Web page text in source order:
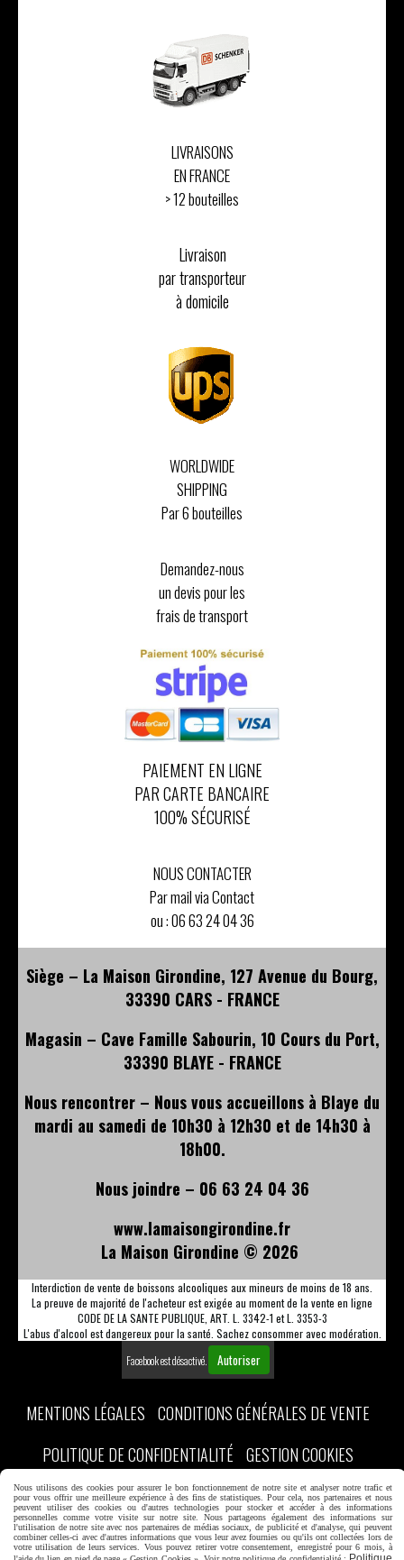
LIVRAISONS
EN FRANCE
> 12 bouteilles
Livraison
par transporteur
à domicile
WORLDWIDE
SHIPPING
Par 6 bouteilles
Demandez-nous
un devis pour les
frais de transport
PAIEMENT EN LIGNE
PAR CARTE BANCAIRE
100% SÉCURISÉ
NOUS CONTACTER
Par mail via Contact
ou :06 63 24 04 36
Siège – La Maison Girondine, 127 Avenue du Bourg,
33390 CARS - FRANCE
Magasin – Cave Famille Sabourin, 10 Cours du Port,
33390 BLAYE - FRANCE
Nous rencontrer – Nous vous accueillons à Blaye du
mardi au samedi de 10h30 à 12h30 et de 14h30 à
18h00.
Nous joindre – 06 63 24 04 36
www.lamaisongirondine.fr
La Maison Girondine © 2026
Interdiction de vente de boissons alcooliques aux mineurs de moins de 18 ans.
La preuve de majorité de l'acheteur est exigée au moment de la vente en ligne
CODE DE LA SANTE PUBLIQUE, ART. L. 3342-1 et L. 3353-3
L'abus d'alcool est dangereux pour la santé. Sachez consommer avec modération.
Facebook est désactivé.
Autoriser
MENTIONS LÉGALES CONDITIONS GÉNÉRALES DE VENTE
POLITIQUE DE CONFIDENTIALITÉ GESTION COOKIES
MON COMPTE CRÉER UN SITE INTERNET DISCOVER BORDEAUX
Nous utilisons des cookies pour assurer le bon fonctionnement de notre site et analyser notre trafic et
pour vous offrir une meilleure expérience à des fins de statistiques. Pour cela, nos partenaires et nous
peuvent utiliser des cookies ou d'autres technologies pour stocker et accéder à des informations
personnelles comme votre visite sur notre site. Nous partageons également des informations sur
l'utilisation de notre site avec nos partenaires de médias sociaux, de publicité et d'analyse, qui peuvent
combiner celles-ci avec d'autres informations que vous leur avez fournies ou qu'ils ont collectées lors de
votre utilisation de leurs services. Vous pouvez retirer votre consentement, enregistré pour 6 mois, à